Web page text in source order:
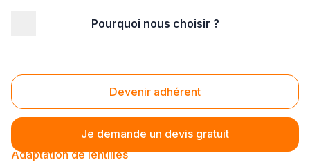
Pourquoi nous choisir ?
Devenir adhérent
Je demande un devis gratuit
Adaptation de lentilles
Adaptation de lentilles